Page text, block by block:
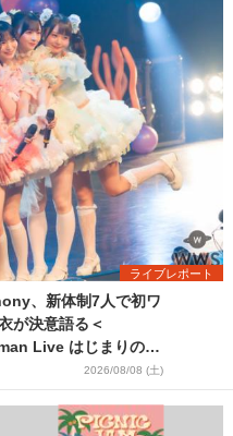
ライブレポート
、新体制7人で初ワ
が決意語る＜
Live はじまりの夏
2026/08/08 (土)